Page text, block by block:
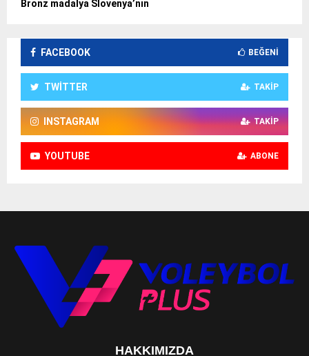
Bronz madalya Slovenya’nın
FACEBOOK BEĞENI
TWITTER TAKIP
INSTAGRAM TAKIP
YOUTUBE ABONE
HAKKIMIZDA